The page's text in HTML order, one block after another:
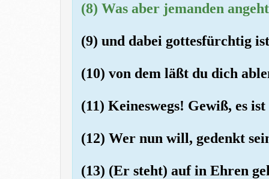
(8) Was aber jemanden
(9) und dabei gottesfürchtig
(10) von dem läßt du dich
(11) Keineswegs! Gewiß, es
(12) Wer nun will, gedenkt
(13) (Er steht) auf in Ehren